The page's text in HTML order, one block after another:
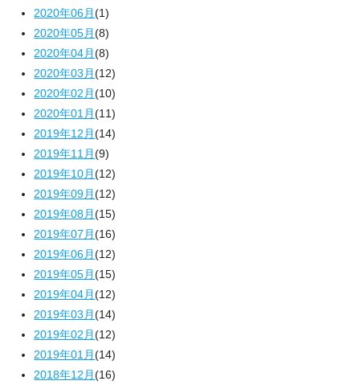
2020年06月(1)
2020年05月(8)
2020年04月(8)
2020年03月(12)
2020年02月(10)
2020年01月(11)
2019年12月(14)
2019年11月(9)
2019年10月(12)
2019年09月(12)
2019年08月(15)
2019年07月(16)
2019年06月(12)
2019年05月(15)
2019年04月(12)
2019年03月(14)
2019年02月(12)
2019年01月(14)
2018年12月(16)